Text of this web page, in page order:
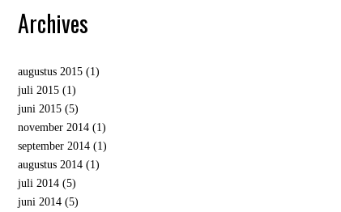
Archives
augustus 2015(1)
juli 2015(1)
juni 2015(5)
november 2014(1)
september 2014(1)
augustus 2014(1)
juli 2014(5)
juni 2014(5)